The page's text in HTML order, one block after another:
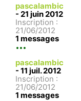
pascalambic
- 21 juin 2012
Inscription :
21/06/2012
1 messages
pascalambic
- 11 juil. 2012
Inscription :
21/06/2012
1 messages